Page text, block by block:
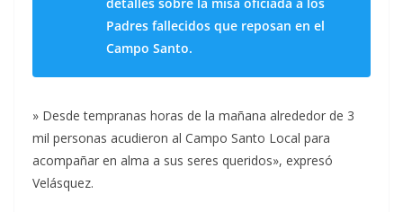
Padres fallecidos que reposan en el
Campo Santo.
» Desde tempranas horas de la mañana alrededor de 3
mil personas acudieron al Campo Santo Local para
acompañar en alma a sus seres queridos», expresó
Velásquez.